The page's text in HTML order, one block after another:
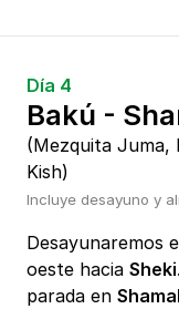
Día 4
Bakú -
(Mezquita Juma,
Kish)
Incluye desayuno y
Desayunaremos
oeste hacia Sheki
parada en